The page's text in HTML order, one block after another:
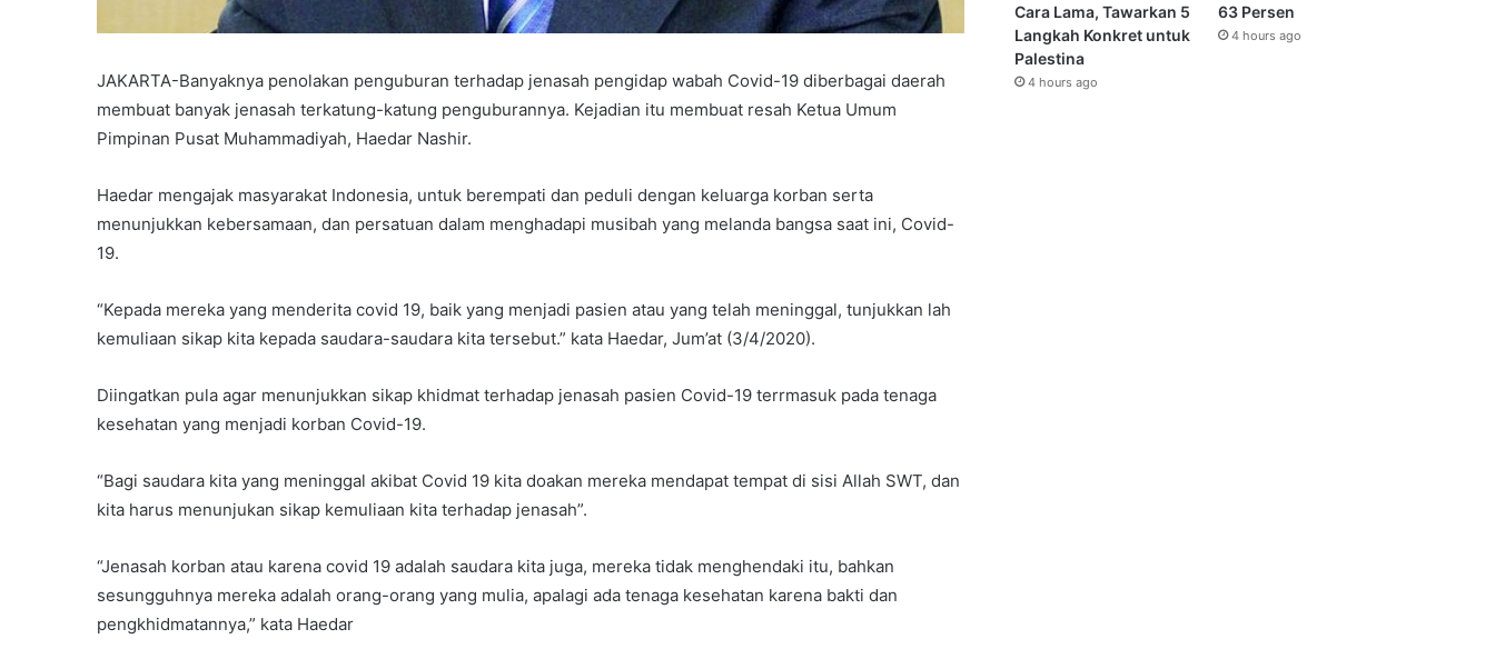
JAKARTA-Banyaknya penolakan penguburan terhadap jenasah pengidap wabah Covid-19 diberbagai daerah
membuat banyak jenasah terkatung-katung penguburannya. Kejadian itu membuat resah Ketua Umum
Pimpinan Pusat Muhammadiyah, Haedar Nashir.
Haedar mengajak masyarakat Indonesia, untuk berempati dan peduli dengan keluarga korban serta
menunjukkan kebersamaan, dan persatuan dalam menghadapi musibah yang melanda bangsa saat ini, Covid-
19.
“Kepada mereka yang menderita covid 19, baik yang menjadi pasien atau yang telah meninggal, tunjukkan lah
kemuliaan sikap kita kepada saudara-saudara kita tersebut.” kata Haedar, Jum’at (3/4/2020).
Diingatkan pula agar menunjukkan sikap khidmat terhadap jenasah pasien Covid-19 terrmasuk pada tenaga
kesehatan yang menjadi korban Covid-19.
“Bagi saudara kita yang meninggal akibat Covid 19 kita doakan mereka mendapat tempat di sisi Allah SWT, dan
kita harus menunjukan sikap kemuliaan kita terhadap jenasah”.
“Jenasah korban atau karena covid 19 adalah saudara kita juga, mereka tidak menghendaki itu, bahkan
sesungguhnya mereka adalah orang-orang yang mulia, apalagi ada tenaga kesehatan karena bakti dan
pengkhidmatannya,” kata Haedar
Cara Lama, Tawarkan 5
Langkah Konkret untuk
Palestina
4 hours ago
63 Persen
4 hours ago